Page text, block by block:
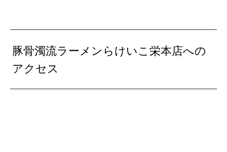
豚骨濁流ラーメンらけいこ栄本店への
アクセス